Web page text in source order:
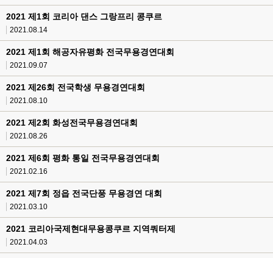
2021 제1회 코리아 댄스 그랑프리 콩쿠르
2021.08.14
2021 제1회 해공자유평화 전국무용경연대회
2021.09.07
2021 제26회 전국학생 무용경연대회
2021.08.10
2021 제2회 화성전국무용경연대회
2021.08.26
2021 제6회 평화 통일 전국무용경연대회
2021.02.16
2021 제7회 정읍 전국단풍 무용경연 대회
2021.03.10
2021 코리아국제현대무용콩쿠르 지역쿼터제
2021.04.03